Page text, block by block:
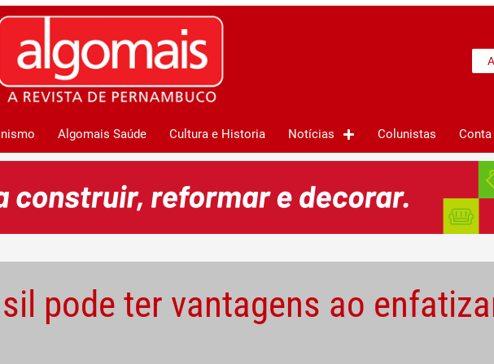
Algomais Saúde Cultura e Historia Notícias Colunistas Conta
pode ter vantagens ao